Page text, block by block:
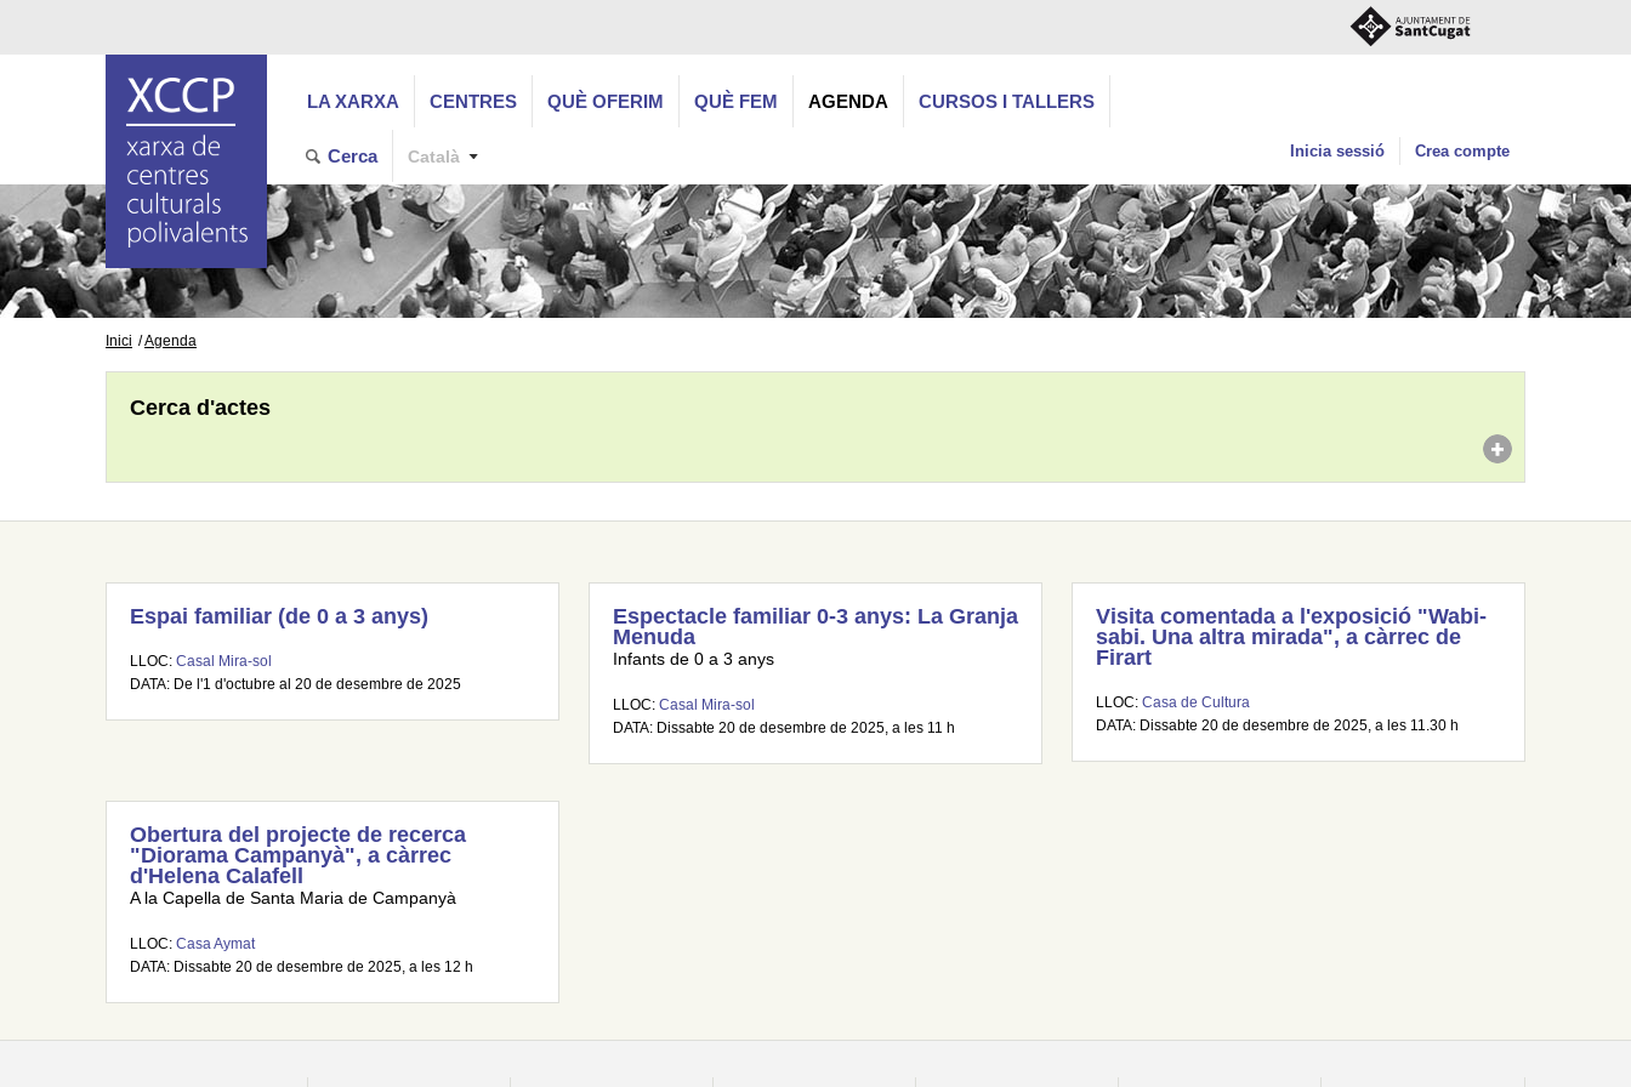
LA XARXA CENTRES QUÈ OFERIM QUÈ FEM AGENDA CURSOS I TALLERS
Cerca Català Inicia sessió Crea compte
Inici Agenda
Cerca d'actes
Espai familiar (de 0 a 3 anys)
LLOC: Casal Mira-sol
DATA: De l'1 d'octubre al 20 de desembre de 2025
Espectacle familiar 0-3 anys: La Granja
Menuda
Infants de 0 a 3 anys
LLOC: Casal Mira-sol
DATA: Dissabte 20 de desembre de 2025, a les 11 h
Visita comentada a l'exposició "Wabi-
sabi. Una altra mirada", a càrrec de
Firart
LLOC: Casa de Cultura
DATA: Dissabte 20 de desembre de 2025, a les 11.30 h
Obertura del projecte de recerca
"Diorama Campanyà", a càrrec
d'Helena Calafell
A la Capella de Santa Maria de Campanyà
LLOC: Casa Aymat
DATA: Dissabte 20 de desembre de 2025, a les 12 h